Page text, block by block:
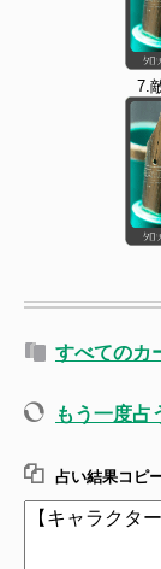
7.
すべてのカ
もう一度占
占い結果コピ